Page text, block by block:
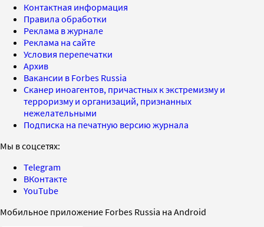
Контактная информация
Правила обработки
Реклама в журнале
Реклама на сайте
Условия перепечатки
Архив
Вакансии в Forbes Russia
Сканер иноагентов, причастных к экстремизму и
терроризму и организаций, признанных
нежелательными
Подписка на печатную версию журнала
Мы в соцсетях:
Telegram
ВКонтакте
YouTube
Мобильное приложение Forbes Russia на Android